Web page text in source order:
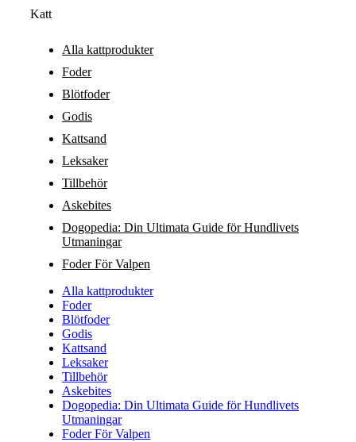
Katt
Alla kattprodukter
Foder
Blötfoder
Godis
Kattsand
Leksaker
Tillbehör
Askebites
Dogopedia: Din Ultimata Guide för Hundlivets
Utmaningar
Foder För Valpen
Alla kattprodukter
Foder
Blötfoder
Godis
Kattsand
Leksaker
Tillbehör
Askebites
Dogopedia: Din Ultimata Guide för Hundlivets
Utmaningar
Foder För Valpen